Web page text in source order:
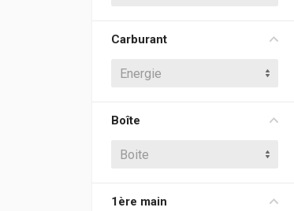
Carburant
Energie
Boîte
Boite
1ère main